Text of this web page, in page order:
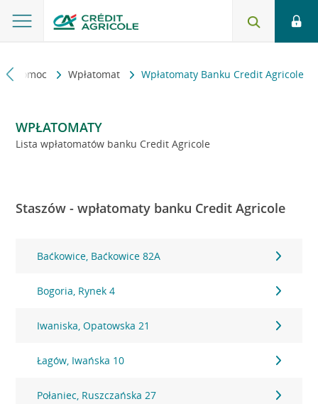
i pomoc Wpłatomat Wpłatomaty Banku Credit Agricole
WPŁATOMATY
Lista wpłatomatów banku Credit Agricole
Staszów - wpłatomaty banku Credit Agricole
Baćkowice, Baćkowice 82A
Bogoria, Rynek 4
Iwaniska, Opatowska 21
Łagów, Iwańska 10
Połaniec, Ruszczańska 27